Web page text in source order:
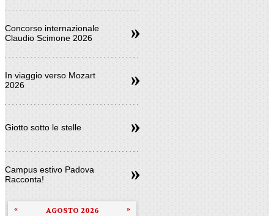
Concorso internazionale
Claudio Scimone 2026
In viaggio verso Mozart
2026
Giotto sotto le stelle
Campus estivo Padova
Racconta!
AGOSTO 2026
« »